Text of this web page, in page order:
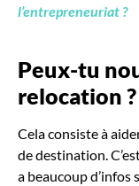
l’entrepreneuriat ?
Peux-tu
relocation ?
Cela consiste à
de destination.
a beaucoup d’infos